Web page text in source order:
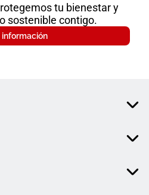
tu bienestar y
sostenible contigo.
información